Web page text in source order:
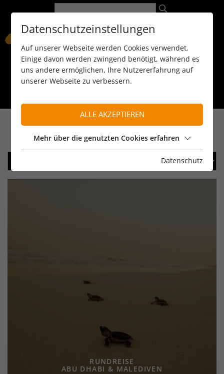
089 / 8 11 90 15
RUNDREISE
ABU DHABI & MALEDIVEN
Datenschutzeinstellungen
Auf unserer Webseite werden Cookies verwendet.
Einige davon werden zwingend benötigt, während es
uns andere ermöglichen, Ihre Nutzererfahrung auf
unserer Webseite zu verbessern.
ALLE AKZEPTIEREN
Mehr über die genutzten Cookies erfahren
Datenschutz